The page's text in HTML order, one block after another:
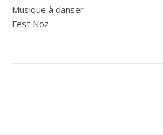
Musique à danser
Fest Noz